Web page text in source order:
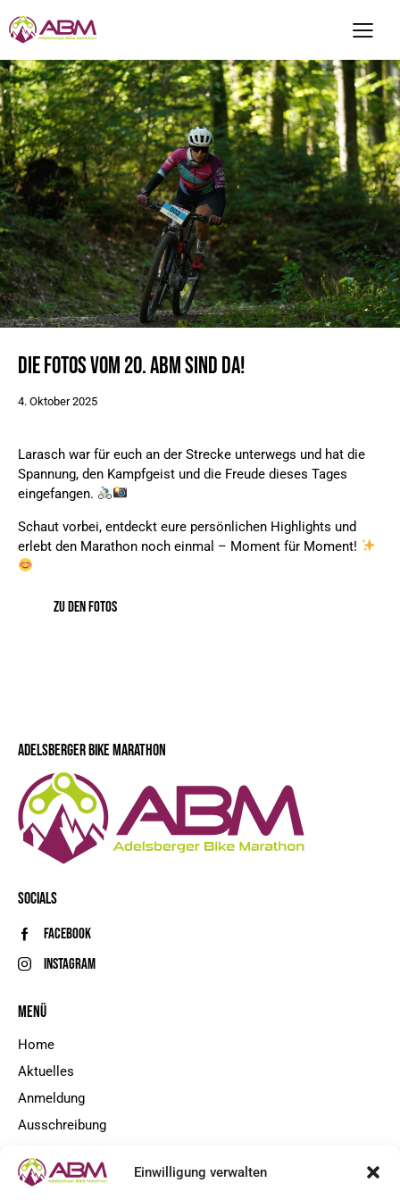
Einwilligung verwalten
DIE FOTOS VOM 20. ABM SIND DA!
4. Oktober 2025
Larasch war für euch an der Strecke unterwegs und hat die
Spannung, den Kampfgeist und die Freude dieses Tages
eingefangen.
Schaut vorbei, entdeckt eure persönlichen Highlights und
erlebt den Marathon noch einmal – Moment für Moment!
ZU DEN FOTOS
ADELSBERGER BIKE MARATHON
SOCIALS
Facebook
Instagram
MENÜ
Home
Aktuelles
Anmeldung
Ausschreibung